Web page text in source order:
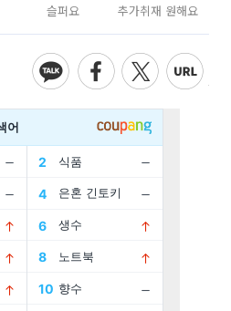
슬퍼요 추가취재 원해요